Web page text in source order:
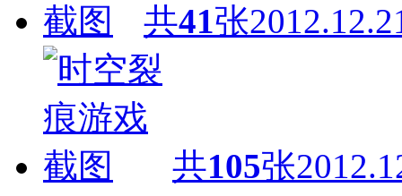
共41张
共105张